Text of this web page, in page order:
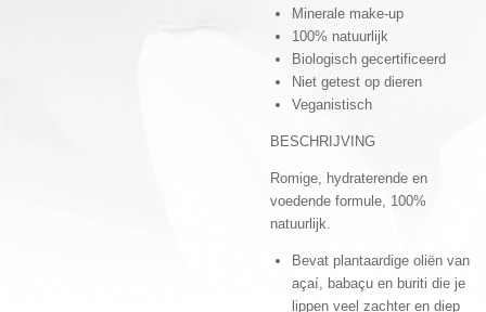
Minerale make-up
100% natuurlijk
Biologisch gecertificeerd
Niet getest op dieren
Veganistisch
BESCHRIJVING
Romige, hydraterende en
voedende formule, 100%
natuurlijk.
Bevat plantaardige oliën van
açaí, babaçu en buriti die je
lippen veel zachter en diep